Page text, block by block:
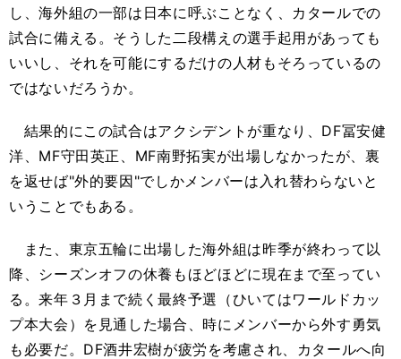
し、海外組の一部は日本に呼ぶことなく、カタールでの
試合に備える。そうした二段構えの選手起用があっても
いいし、それを可能にするだけの人材もそろっているの
ではないだろうか。
結果的にこの試合はアクシデントが重なり、DF冨安健
洋、MF守田英正、MF南野拓実が出場しなかったが、裏
を返せば"外的要因"でしかメンバーは入れ替わらないと
いうことでもある。
また、東京五輪に出場した海外組は昨季が終わって以
降、シーズンオフの休養もほどほどに現在まで至ってい
る。来年３月まで続く最終予選（ひいてはワールドカッ
プ本大会）を見通した場合、時にメンバーから外す勇気
も必要だ。DF酒井宏樹が疲労を考慮され、カタールへ向